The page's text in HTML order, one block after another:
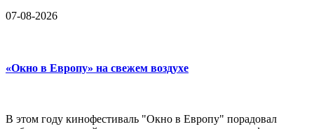
07-08-2026
«Окно в Европу» на свежем воздухе
В этом году кинофестиваль "Окно в Европу" порадовал